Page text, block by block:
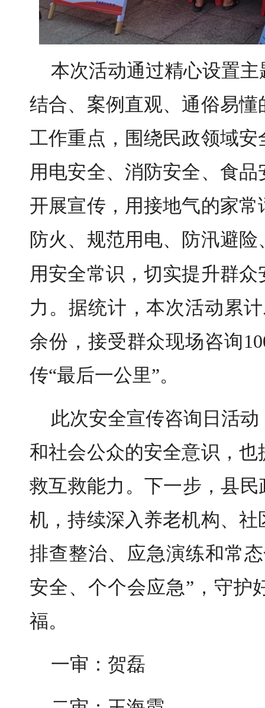
本次活动通过精心设置
结合、案例直观、通俗易
工作重点，围绕民政领域
用电安全、消防安全、食
开展宣传，用接地气的家
防火、规范用电、防汛避
用安全常识 ，切实提升群众
力。据统计，本次活动累
余份，接受群众现场咨询
传“最后一公里”。
此次安全宣传咨询日活
和社会公众的安全意识，
救互救能力。下一步，县
机，持续深入养老机构、
排查整治、应急演练和常
安全、个个会应急”，守护
福。
一审：贺磊